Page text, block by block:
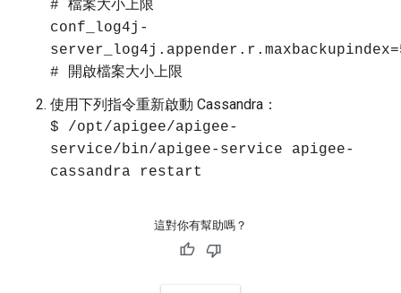
# 檔案大小上限
conf_log4j-
# 開啟檔案大小上限
使用下列指令重新啟動 Cassandra：
$ /opt/apigee/apigee-
service/bin/apigee-service apigee-
cassandra restart
這對你有幫助嗎？